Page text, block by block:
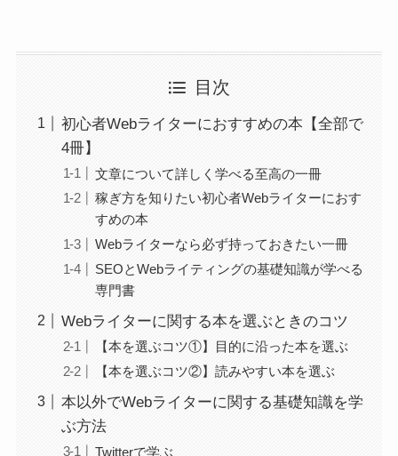
目次
初心者Webライターにおすすめの本【全部で
4冊】
文章について詳しく学べる至高の一冊
稼ぎ方を知りたい初心者Webライターにおす
すめの本
Webライターなら必ず持っておきたい一冊
SEOとWebライティングの基礎知識が学べる
専門書
Webライターに関する本を選ぶときのコツ
【本を選ぶコツ①】目的に沿った本を選ぶ
【本を選ぶコツ②】読みやすい本を選ぶ
本以外でWebライターに関する基礎知識を学
ぶ方法
Twitterで学ぶ